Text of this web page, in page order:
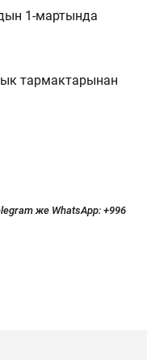
1-мартында
тармактарынан
же WhatsApp: +996